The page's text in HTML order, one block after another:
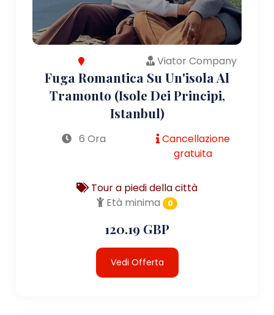
Viator Company
Fuga Romantica Su Un'isola Al
Tramonto (Isole Dei Principi,
Istanbul)
6 Ora
Cancellazione
gratuita
Tour a piedi della città
Età minima
0
120.19 GBP
Vedi Offerta